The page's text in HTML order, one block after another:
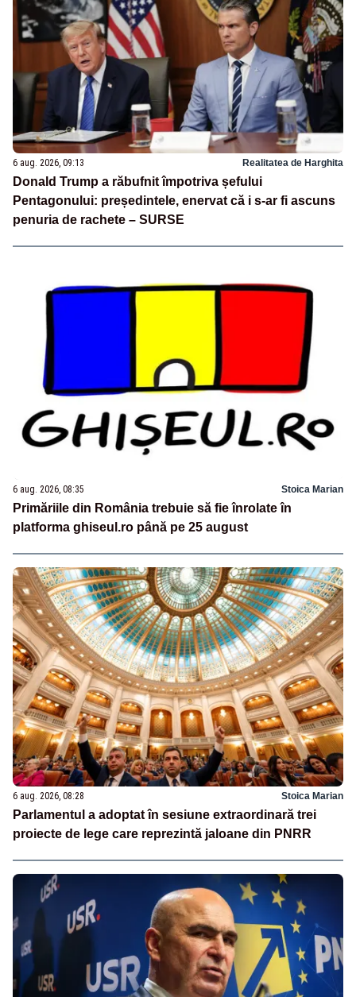
6 aug. 2026, 09:13 Realitatea de Harghita
Donald Trump a răbufnit împotriva șefului
Pentagonului: președintele, enervat că i s-ar fi ascuns
penuria de rachete – SURSE
6 aug. 2026, 08:35 Stoica Marian
Primăriile din România trebuie să fie înrolate în
platforma ghiseul.ro până pe 25 august
6 aug. 2026, 08:28 Stoica Marian
Parlamentul a adoptat în sesiune extraordinară trei
proiecte de lege care reprezintă jaloane din PNRR